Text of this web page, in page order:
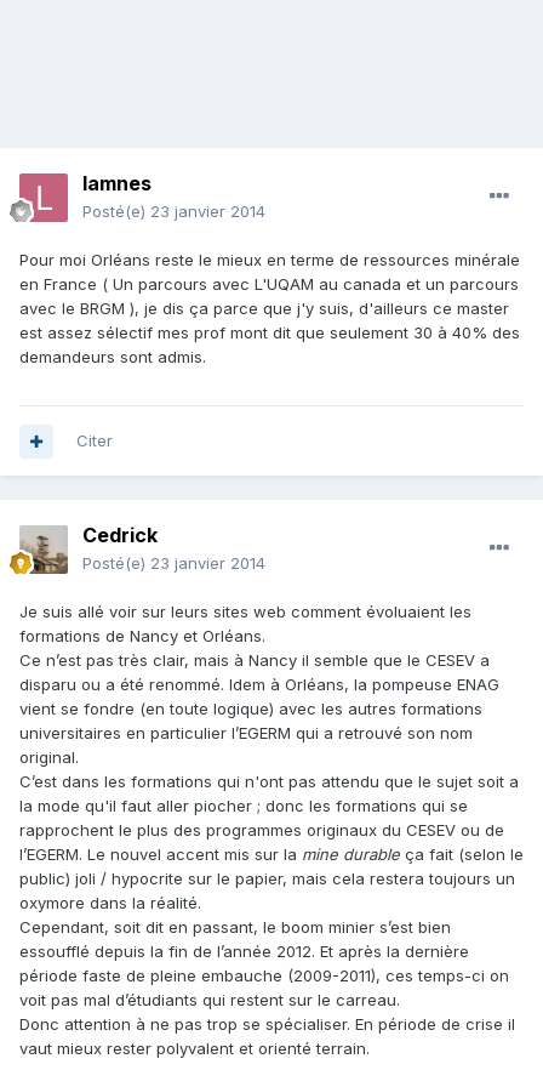
lamnes
Posté(e) 23 janvier 2014
Pour moi Orléans reste le mieux en terme de ressources minérale
en France ( Un parcours avec L'UQAM au canada et un parcours
avec le BRGM ), je dis ça parce que j'y suis, d'ailleurs ce master
est assez sélectif mes prof mont dit que seulement 30 à 40% des
demandeurs sont admis.
Citer
Cedrick
Posté(e) 23 janvier 2014
Je suis allé voir sur leurs sites web comment évoluaient les
formations de Nancy et Orléans.
Ce n’est pas très clair, mais à Nancy il semble que le CESEV a
disparu ou a été renommé. Idem à Orléans, la pompeuse ENAG
vient se fondre (en toute logique) avec les autres formations
universitaires en particulier l’EGERM qui a retrouvé son nom
original.
C’est dans les formations qui n'ont pas attendu que le sujet soit a
la mode qu'il faut aller piocher ; donc les formations qui se
rapprochent le plus des programmes originaux du CESEV ou de
l’EGERM. Le nouvel accent mis sur la mine durable ça fait (selon le
public) joli / hypocrite sur le papier, mais cela restera toujours un
oxymore dans la réalité.
Cependant, soit dit en passant, le boom minier s’est bien
essoufflé depuis la fin de l’année 2012. Et après la dernière
période faste de pleine embauche (2009-2011), ces temps-ci on
voit pas mal d’étudiants qui restent sur le carreau.
Donc attention à ne pas trop se spécialiser. En période de crise il
vaut mieux rester polyvalent et orienté terrain.